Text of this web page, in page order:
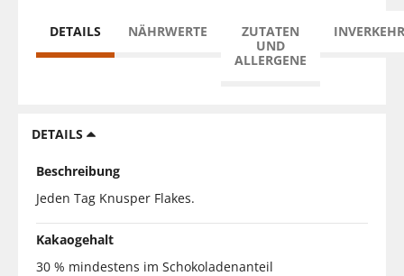
DETAILS NÄHRWERTE
ZUTATEN
UND
ALLERGENE
DETAILS
Beschreibung
Jeden Tag Knusper Flakes.
Kakaogehalt
30 % mindestens im Schokoladenanteil